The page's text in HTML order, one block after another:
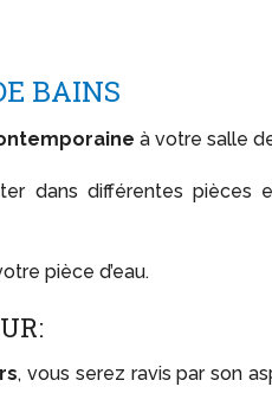
BAINS
à votre salle
dans différentes pièces
pièce d’eau.
, vous serez ravis par son